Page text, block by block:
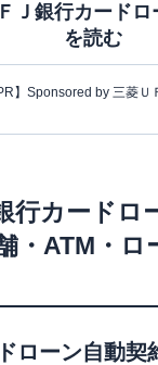
Ｊ銀行カードロ
を読む
PR】Sponsored by 三菱Ｕ
行カードロ
・ATM・ロ
ローン自動契